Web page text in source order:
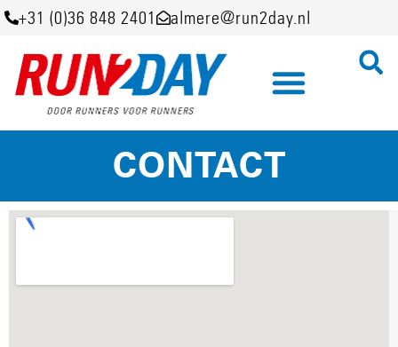
+31 (0)36 848 2401 almere@run2day.nl
CONTACT